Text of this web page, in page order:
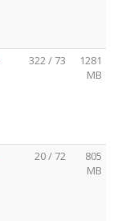
322 / 73
1281
MB
20 / 72
805
MB